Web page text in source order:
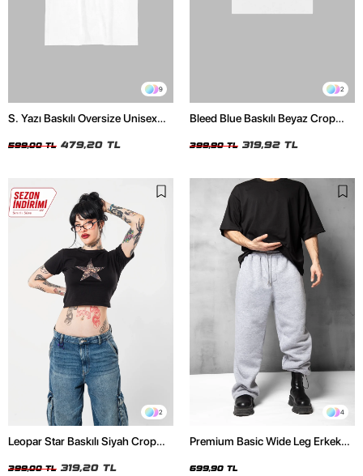
9
S. Yazı Baskılı Oversize Unisex
599,00 TL 479,20 TL
2
Bleed Blue Baskılı Beyaz Crop
399,90 TL 319,92 TL
2
Leopar Star Baskılı Siyah Crop
399,00 TL 319,20 TL
4
Premium Basic Wide Leg Erkek
699,90 TL